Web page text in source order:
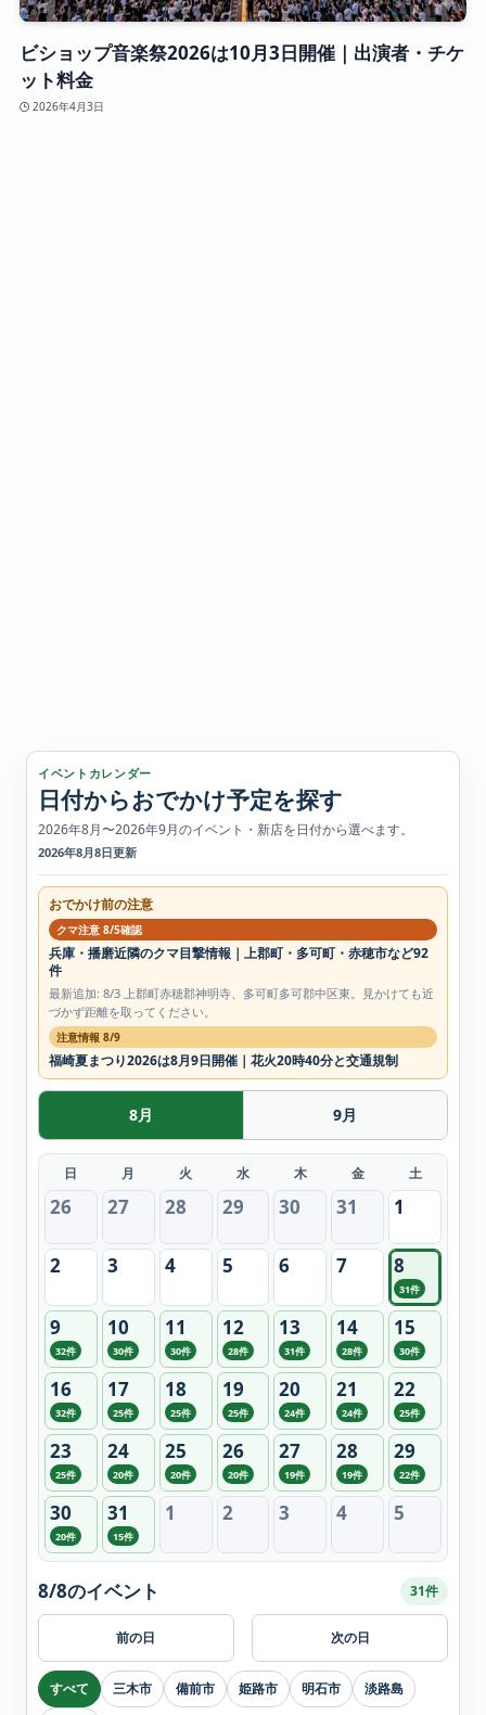
ビショップ音楽祭2026は10月3日開催｜出演者・チケ
ット料金
2026年4月3日
イベントカレンダー
日付からおでかけ予定を探す
2026年8月〜2026年9月のイベント・新店を日付から選べます。
2026年8月8日更新
おでかけ前の注意
クマ注意 8/5確認
兵庫・播磨近隣のクマ目撃情報｜上郡町・多可町・赤穂市など92
件
最新追加: 8/3 上郡町赤穂郡神明寺、多可町多可郡中区東。見かけても近
づかず距離を取ってください。
注意情報 8/9
福崎夏まつり2026は8月9日開催｜花火20時40分と交通規制
8月 9月
日 月 火 水 木 金 土
26 27 28 29 30 31 1
2 3 4 5 6 7 8
31件
9
32件
10
30件
11
30件
12
28件
13
31件
14
28件
15
30件
16
32件
17
25件
18
25件
19
25件
20
24件
21
24件
22
25件
23
25件
24
20件
25
20件
26
20件
27
19件
28
19件
29
22件
30
20件
31
15件
1 2 3 4 5
前の日
8/8のイベント 31件
次の日
すべて 三木市 備前市 姫路市 明石市
淡路島